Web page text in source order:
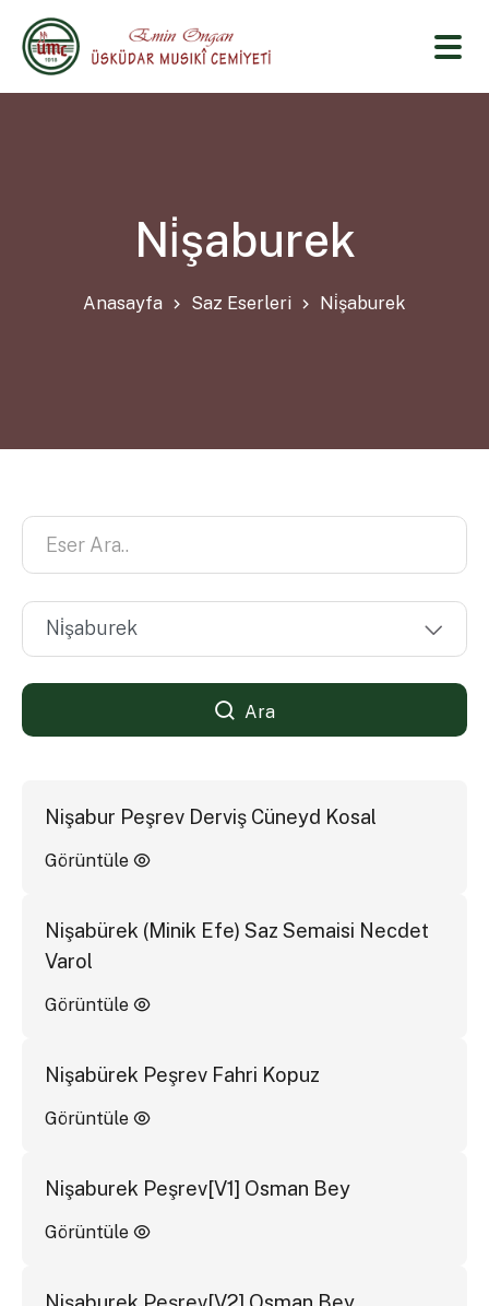
Ni̇şaburek
Anasayfa Saz Eserleri Ni̇şaburek
Ara
Nişabur Peşrev Derviş Cüneyd Kosal
Görüntüle
Nişabürek (Minik Efe) Saz Semaisi Necdet
Varol
Görüntüle
Nişabürek Peşrev Fahri Kopuz
Görüntüle
Nişaburek Peşrev[V1] Osman Bey
Görüntüle